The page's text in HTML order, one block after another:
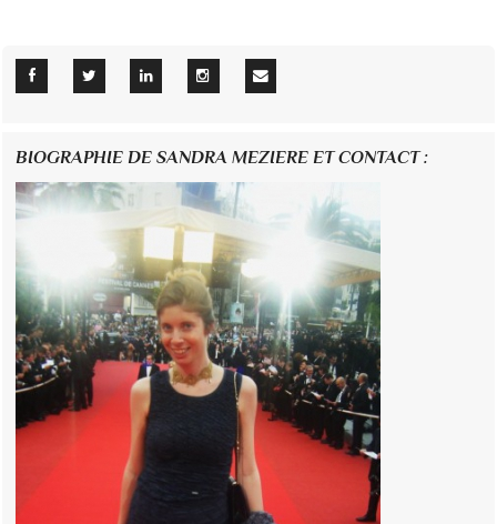
BIOGRAPHIE DE SANDRA MEZIERE ET CONTACT :